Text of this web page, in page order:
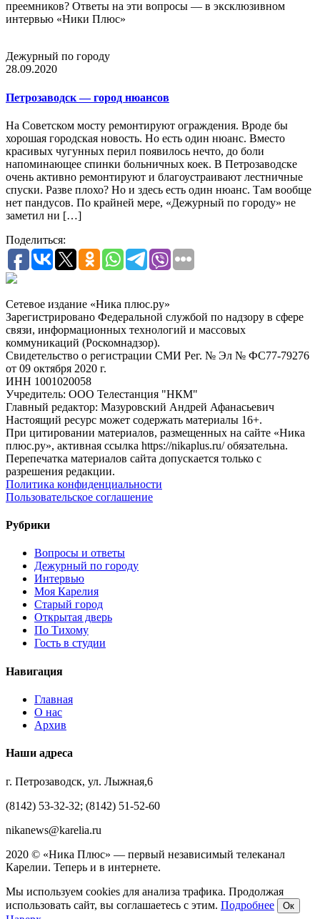
преемников? Ответы на эти вопросы — в эксклюзивном
интервью «Ники Плюс»
Дежурный по городу
28.09.2020
Петрозаводск — город нюансов
На Советском мосту ремонтируют ограждения. Вроде бы
хорошая городская новость. Но есть один нюанс. Вместо
красивых чугунных перил появилось нечто, до боли
напоминающее спинки больничных коек. В Петрозаводске
очень активно ремонтируют и благоустраивают лестничные
спуски. Разве плохо? Но и здесь есть один нюанс. Там вообще
нет пандусов. По крайней мере, «Дежурный по городу» не
заметил ни […]
Поделиться:
Сетевое издание «Ника плюс.ру»
Зарегистрировано Федеральной службой по надзору в сфере
связи, информационных технологий и массовых
коммуникаций (Роскомнадзор).
Свидетельство о регистрации СМИ Рег. № Эл № ФС77-79276
от 09 октября 2020 г.
ИНН 1001020058
Учредитель: ООО Телестанция "НКМ"
Главный редактор: Мазуровский Андрей Афанасьевич
Настоящий ресурс может содержать материалы 16+.
При цитировании материалов, размещенных на сайте «Ника
плюс.ру», активная ссылка https://nikaplus.ru/ обязательна.
Перепечатка материалов сайта допускается только с
разрешения редакции.
Политика конфиденциальности
Пользовательское соглашение
Рубрики
Вопросы и ответы
Дежурный по городу
Интервью
Моя Карелия
Старый город
Открытая дверь
По Тихому
Гость в студии
Навигация
Главная
О нас
Архив
Наши адреса
г. Петрозаводск, ул. Лыжная,6
(8142) 53-32-32; (8142) 51-52-60
nikanews@karelia.ru
2020 © «Ника Плюс» — первый независимый телеканал
Карелии. Теперь и в интернете.
Мы используем cookies для анализа трафика. Продолжая
использовать сайт, вы соглашаетесь с этим. Подробнее Ок